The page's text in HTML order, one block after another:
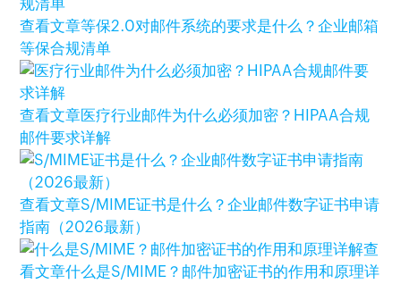
查看文章等保2.0对邮件系统的要求是什么？企业邮箱
等保合规清单
查看文章医疗行业邮件为什么必须加密？HIPAA合规
邮件要求详解
查看文章S/MIME证书是什么？企业邮件数字证书申请
指南（2026最新）
查
看文章什么是S/MIME？邮件加密证书的作用和原理详